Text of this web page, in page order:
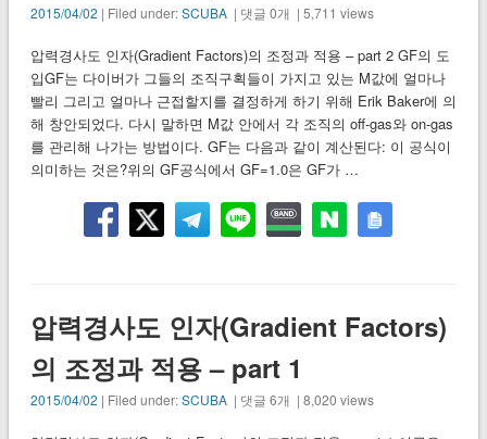
2015/04/02 | Filed under:SCUBA| 댓글 0개 | 5,711 views
압력경사도 인자(Gradient Factors)의 조정과 적용 – part 2 GF의 도
입GF는 다이버가 그들의 조직구획들이 가지고 있는 M값에 얼마나
빨리 그리고 얼마나 근접할지를 결정하게 하기 위해 Erik Baker에 의
해 창안되었다. 다시 말하면 M값 안에서 각 조직의 off-gas와 on-gas
를 관리해 나가는 방법이다. GF는 다음과 같이 계산된다: 이 공식이
의미하는 것은?위의 GF공식에서 GF=1.0은 GF가 …
압력경사도 인자(Gradient Factors)
의 조정과 적용 – part 1
2015/04/02 | Filed under:SCUBA| 댓글 6개 | 8,020 views